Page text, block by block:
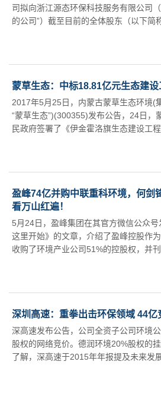
司拟向浙江源态环保科技服务有限公司
的公司”）截至目前的全体股东（以下简
蒙草生态：中标18.81亿元生态建设
2017年5月25日，内蒙古蒙草生态环境(
“蒙草生态”)(300355)发布公告，24日，
民政府签署了《伊金霍洛旗生态建设工
盈峰74亿并购中联重科环境，何剑
看万山红遍！
5月24日，盈峰集团在其官方微信公众
这里开始》的文章，介绍了盈峰控股作
收购了环境产业公司51%的控股权，并
深圳高速：重拳出击环保领域 44
深高速发布公告，公司全资子公司环境
股权的网络竞价。德润环境20%股权的
了解，深高速于2015年年报提及未来发